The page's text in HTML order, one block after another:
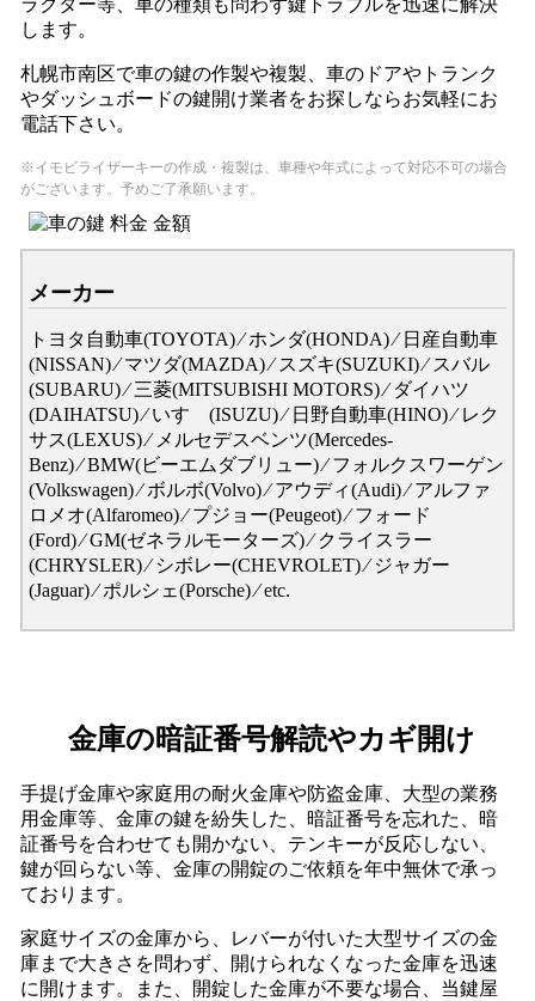
します。
札幌市南区で車の鍵の作製や複製、車のドアやトランク
やダッシュボードの鍵開け業者をお探しならお気軽にお
電話下さい。
※イモビライザーキーの作成・複製は、車種や年式によって対応不可の場合
がございます。予めご了承願います。
メーカー
トヨタ自動車(TOYOTA) ⁄ ホンダ(HONDA) ⁄ 日産自動車
(NISSAN) ⁄ マツダ(MAZDA) ⁄ スズキ(SUZUKI) ⁄ スバル
(SUBARU) ⁄ 三菱(MITSUBISHI MOTORS) ⁄ ダイハツ
(DAIHATSU) ⁄ いすゞ(ISUZU) ⁄ 日野自動車(HINO) ⁄ レク
サス(LEXUS) ⁄ メルセデスベンツ(Mercedes-
Benz) ⁄ BMW(ビーエムダブリュー) ⁄ フォルクスワーゲン
(Volkswagen) ⁄ ボルボ(Volvo) ⁄ アウディ(Audi) ⁄ アルファ
ロメオ(Alfaromeo) ⁄ プジョー(Peugeot) ⁄ フォード
(Ford) ⁄ GM(ゼネラルモーターズ) ⁄ クライスラー
(CHRYSLER) ⁄ シボレー(CHEVROLET) ⁄ ジャガー
(Jaguar) ⁄ ポルシェ(Porsche) ⁄ etc.
金庫の暗証番号解読やカギ開け
手提げ金庫や家庭用の耐火金庫や防盗金庫、大型の業務
用金庫等、金庫の鍵を紛失した、暗証番号を忘れた、暗
証番号を合わせても開かない、テンキーが反応しない、
鍵が回らない等、金庫の開錠のご依頼を年中無休で承っ
ております。
家庭サイズの金庫から、レバーが付いた大型サイズの金
庫まで大きさを問わず、開けられなくなった金庫を迅速
に開けます。また、開錠した金庫が不要な場合、当鍵屋